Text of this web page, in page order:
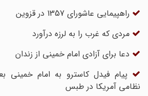
راهپیمایی عاشورای 1357 در قزوین
مردی که غرب را به لرزه درآورد
دعا برای آزادی امام خمینی از زندان
پیام فیدل کاسترو به امام خمینی
نظامی آمریکا در طبس